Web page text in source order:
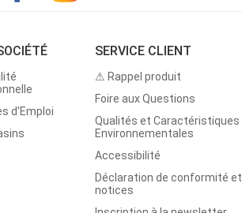
d'Emploi
SERVICE CLIENT
⚠ Rappel produit
Foire aux Questions
Qualités et Caractéristiques
Environnementales
Accessibilité
Déclaration de conformité et
notices